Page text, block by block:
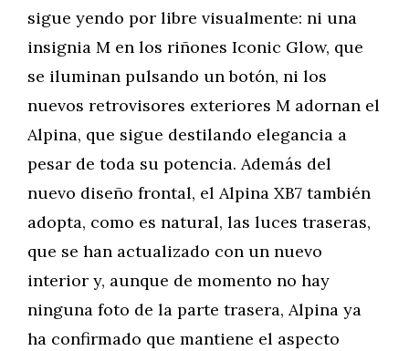
sigue yendo por libre visualmente: ni una
insignia M en los riñones Iconic Glow, que
se iluminan pulsando un botón, ni los
nuevos retrovisores exteriores M adornan el
Alpina, que sigue destilando elegancia a
pesar de toda su potencia. Además del
nuevo diseño frontal, el Alpina XB7 también
adopta, como es natural, las luces traseras,
que se han actualizado con un nuevo
interior y, aunque de momento no hay
ninguna foto de la parte trasera, Alpina ya
ha confirmado que mantiene el aspecto